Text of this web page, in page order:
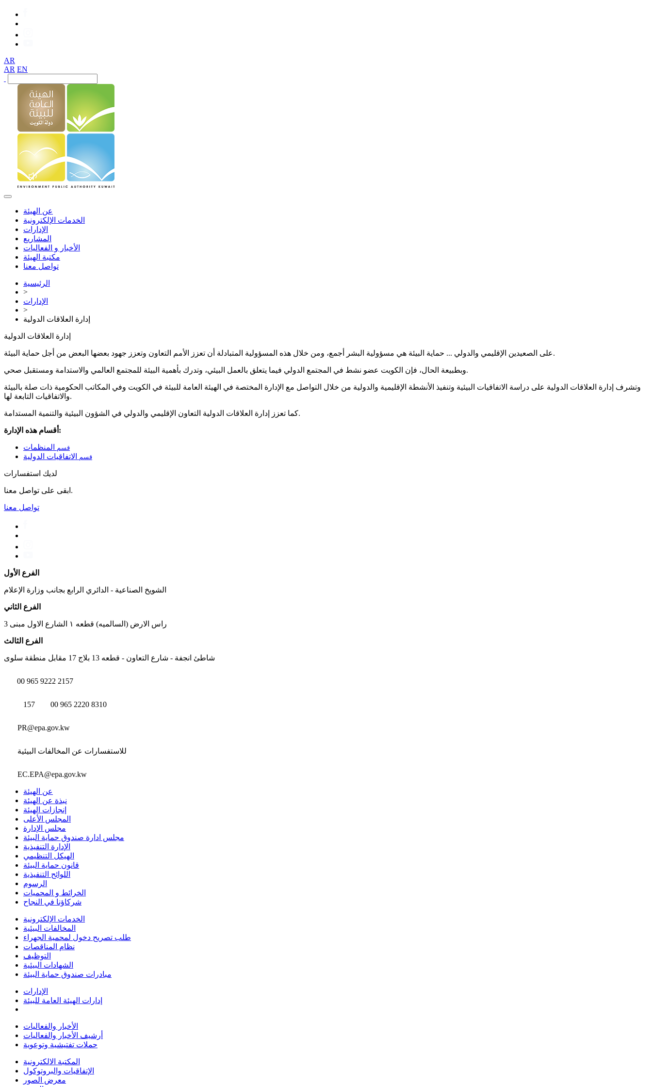
AR
AR EN
عن الهيئة
الخدمات الإلكترونية
الإدارات
المشاريع
الأخبار و الفعاليات
مكتبة الهيئة
تواصل معنا
الرئيسية
>
الإدارات
>
إدارة العلاقات الدولية
إدارة العلاقات الدولية
على الصعيدين الإقليمي والدولي ... حماية البيئة هي مسؤولية البشر أجمع، ومن خلال هذه المسؤولية المتبادلة أن تعزز الأمم التعاون وتعزز جهود بعضها البعض من أجل حماية البيئة.
وبطبيعة الحال، فإن الكويت عضو نشط في المجتمع الدولي فيما يتعلق بالعمل البيئي، وتدرك بأهمية البيئة للمجتمع العالمي والاستدامة ومستقبل صحي.
وتشرف إدارة العلاقات الدولية على دراسة الاتفاقيات البيئية وتنفيذ الأنشطة الإقليمية والدولية من خلال التواصل مع الإدارة المختصة في الهيئة العامة للبيئة في الكويت وفي المكاتب الحكومية ذات صلة بالبيئة
والاتفاقيات التابعة لها.
كما تعزز إدارة العلاقات الدولية التعاون الإقليمي والدولي في الشؤون البيئية والتنمية المستدامة.
أقسام هذه الإدارة:
قسم المنظمات
قسم الاتفاقيات الدولية
لديك استفسارات
ابقى على تواصل معنا.
تواصل معنا
الفرع الأول
الشويخ الصناعية - الدائري الرابع بجانب وزارة الإعلام
الفرع الثاني
راس الارض (السالميه) قطعه ١ الشارع الاول مبنى 3
الفرع الثالث
شاطئ انجفة - شارع التعاون - قطعه 13 بلاج 17 مقابل منطقة سلوى
00 965 9222 2157
157 00 965 2220 8310
PR@epa.gov.kw
للاستفسارات عن المخالفات البيئية
EC.EPA@epa.gov.kw
عن الهيئة
نبذة عن الهيئة
إنجازات الهيئة
المجلس الأعلى
مجلس الإدارة
مجلس ادارة صندوق حماية البيئة
الإدارة التنفيذية
الهيكل التنظيمي
قانون حماية البيئة
اللوائح التنفيذية
الرسوم
الخرائط و المحميات
شركاؤنا في النجاح
الخدمات الإلكترونية
المخالفات البيئية
طلب تصريح دخول لمحمية الجهراء
نظام المناقصات
التوظيف
الشهادات البيئية
مبادرات صندوق حماية البيئة
الإدارات
إدارات الهيئة العامة للبيئة
الأخبار والفعاليات
أرشيف الأخبار والفعاليات
حملات تفتيشية وتوعوية
المكتبة الالكترونية
الإتفاقيات والبروتوكول
معرض الصور